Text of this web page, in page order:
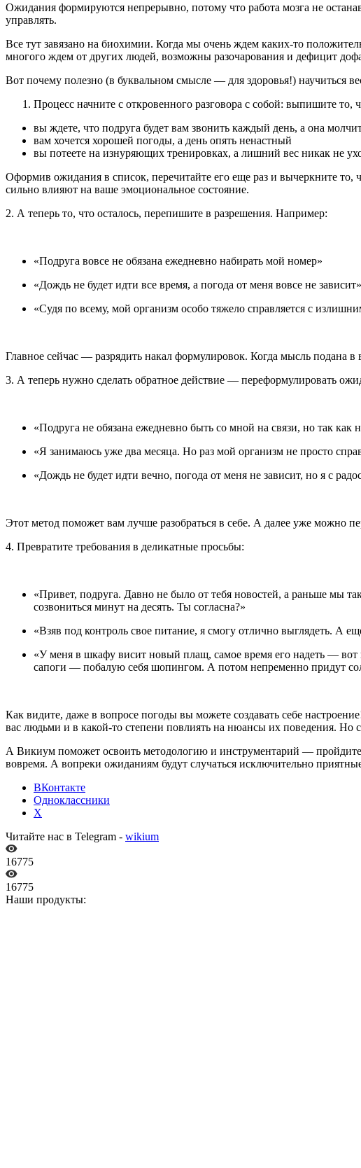
Ожидания формируются непрерывно, потому что работа мозга не
управлять.
Все тут завязано на биохимии. Когда мы очень ждем каких-то
многого ждем от других людей, возможны разочарования и дефицит
Вот почему полезно (в буквальном смысле — для здоровья!) научиться
Процесс начните с откровенного разговора с собой: выпишите
вы ждете, что подруга будет вам звонить каждый день, а она
вам хочется хорошей погоды, а день опять ненастный
вы потеете на изнуряющих тренировках, а лишний вес никак не
Оформив ожидания в список, перечитайте его еще раз и вычеркните то,
сильно влияют на ваше эмоциональное состояние.
2. А теперь то, что осталось, перепишите в разрешения. Например:
«Подруга вовсе не обязана ежедневно набирать мой номер»
«Дождь не будет идти все время, а погода от меня вовсе не зависит»
«Судя по всему, мой организм особо тяжело справляется с
Главное сейчас — разрядить накал формулировок. Когда мысль подана
3. А теперь нужно сделать обратное действие — переформулировать
«Подруга не обязана ежедневно быть со мной на связи, но так
«Я занимаюсь уже два месяца. Но раз мой организм не просто
«Дождь не будет идти вечно, погода от меня не зависит, но я с
Этот метод поможет вам лучше разобраться в себе. А далее уже можно
4. Превратите требования в деликатные просьбы:
«Привет, подруга. Давно не было от тебя новостей, а раньше мы
созвониться минут на десять. Ты согласна?»
«Взяв под контроль свое питание, я смогу отлично выглядеть. А
«У меня в шкафу висит новый плащ, самое время его надеть —
сапоги — побалую себя шопингом. А потом непременно придут
Как видите, даже в вопросе погоды вы можете создавать себе
вас людьми и в какой-то степени повлиять на нюансы их поведения. Но
А Викиум поможет освоить методологию и инструментарий — пройдите
вовремя. А вопреки ожиданиям будут случаться исключительно
ВКонтакте
Одноклассники
X
Читайте нас в Telegram - wikium
16775
16775
Наши продукты: